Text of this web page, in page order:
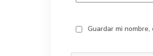
Guardar mi